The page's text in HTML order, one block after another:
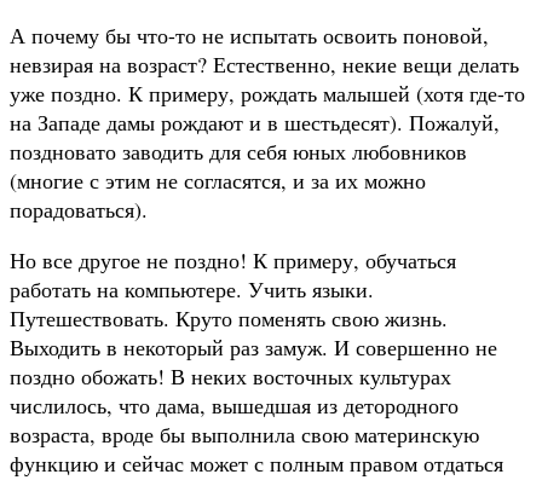
А почему бы что-то не испытать освоить поновой,
невзирая на возраст? Естественно, некие вещи делать
уже поздно. К примеру, рождать малышей (хотя где-то
на Западе дамы рождают и в шестьдесят). Пожалуй,
поздновато заводить для себя юных любовников
(многие с этим не согласятся, и за их можно
порадоваться).
Но все другое не поздно! К примеру, обучаться
работать на компьютере. Учить языки.
Путешествовать. Круто поменять свою жизнь.
Выходить в некоторый раз замуж. И совершенно не
поздно обожать! В неких восточных культурах
числилось, что дама, вышедшая из детородного
возраста, вроде бы выполнила свою материнскую
функцию и сейчас может с полным правом отдаться